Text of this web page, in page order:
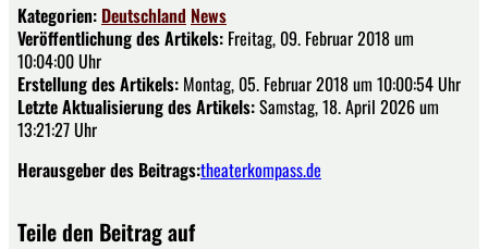
Kategorien: Deutschland News
Veröffentlichung des Artikels: Freitag, 09. Februar 2018 um
10:04:00 Uhr
Erstellung des Artikels: Montag, 05. Februar 2018 um 10:00:54 Uhr
Letzte Aktualisierung des Artikels:Samstag, 18. April 2026 um
13:21:27 Uhr
Herausgeber des Beitrags:theaterkompass.de
Teile den Beitrag auf